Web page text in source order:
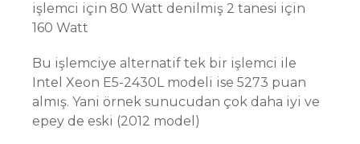
işlemci için 80 Watt denilmiş 2 tanesi için
160 Watt
Bu işlemciye alternatif tek bir işlemci ile
Intel Xeon E5-2430L modeli ise 5273 puan
almış. Yani örnek sunucudan çok daha iyi ve
epey de eski (2012 model)